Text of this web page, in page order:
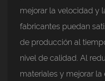
mejorar la velocidad y
fabricantes puedan
de producción al
nivel de calidad. Al
materiales y mejorar